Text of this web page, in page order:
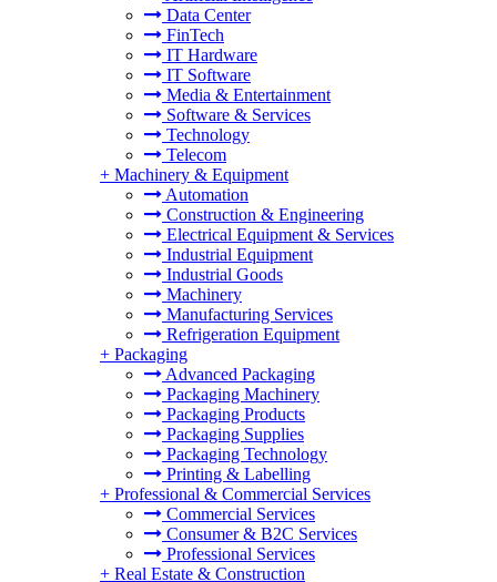
Data Center
FinTech
IT Hardware
IT Software
Media & Entertainment
Software & Services
Technology
Telecom
+ Machinery & Equipment
Automation
Construction & Engineering
Electrical Equipment & Services
Industrial Equipment
Industrial Goods
Machinery
Manufacturing Services
Refrigeration Equipment
+ Packaging
Advanced Packaging
Packaging Machinery
Packaging Products
Packaging Supplies
Packaging Technology
Printing & Labelling
+ Professional & Commercial Services
Commercial Services
Consumer & B2C Services
Professional Services
+ Real Estate & Construction